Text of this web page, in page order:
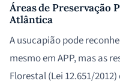
Áreas de Preservação
Atlântica
A usucapião pode
mesmo em APP, mas as
Florestal (Lei 12.651/